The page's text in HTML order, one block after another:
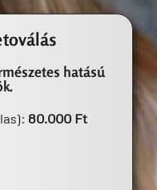
hatású
80.000 Ft